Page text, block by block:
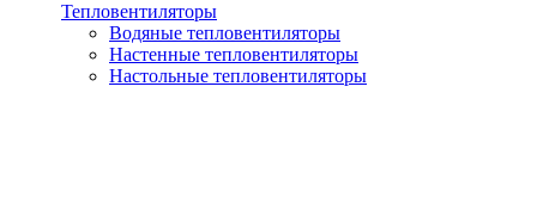
Тепловентиляторы
Водяные тепловентиляторы
Настенные тепловентиляторы
Настольные тепловентиляторы